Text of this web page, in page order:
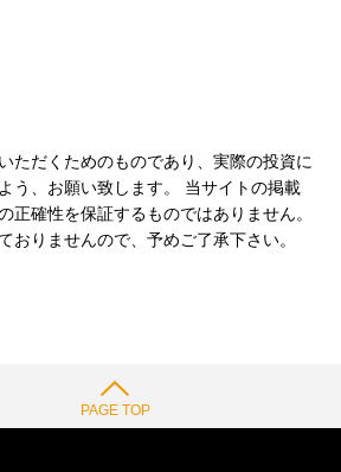
ただくためのものであり、実際の投資に
う、お願い致します。 当サイトの掲載
確性を保証するものではありません。
りませんので、予めご了承下さい。
PAGE TOP